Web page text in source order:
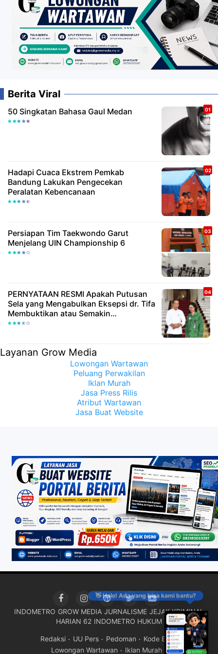
Berita Viral
50 Singkatan Bahasa Gaul Medan
Hadapi Cuaca Ekstrem Pemkab
Bandung Lakukan Pengecekan
Peralatan Kebencanaan
Persiapan Tim Taekwondo Garut
Menjelang UIN Championship 6
PERNYATAAN RESMI Apakah Putusan
Sela yang Mengabulkan Eksepsi dr. Tifa
Membuktikan atau Semakin
Meyakinkan Publik Bahwa Ijazah
Layanan Grow Media
Lowongan Wartawan
Peluang Perwakilan
Iklan Murah
Jasa Press Rilis
Atribut Wartawan
Jasa Buat Website
👋 Halo! Ada yang bisa kami bantu?
INDOMETRO GROW MEDIA JURNALISME JEJAK KRIMINAL
HARIAN 62 INDOMETRO HUKUM
Redaksi UU Pers Pedoman
Kode Etik
Lowongan Wartawan
Iklan Murah